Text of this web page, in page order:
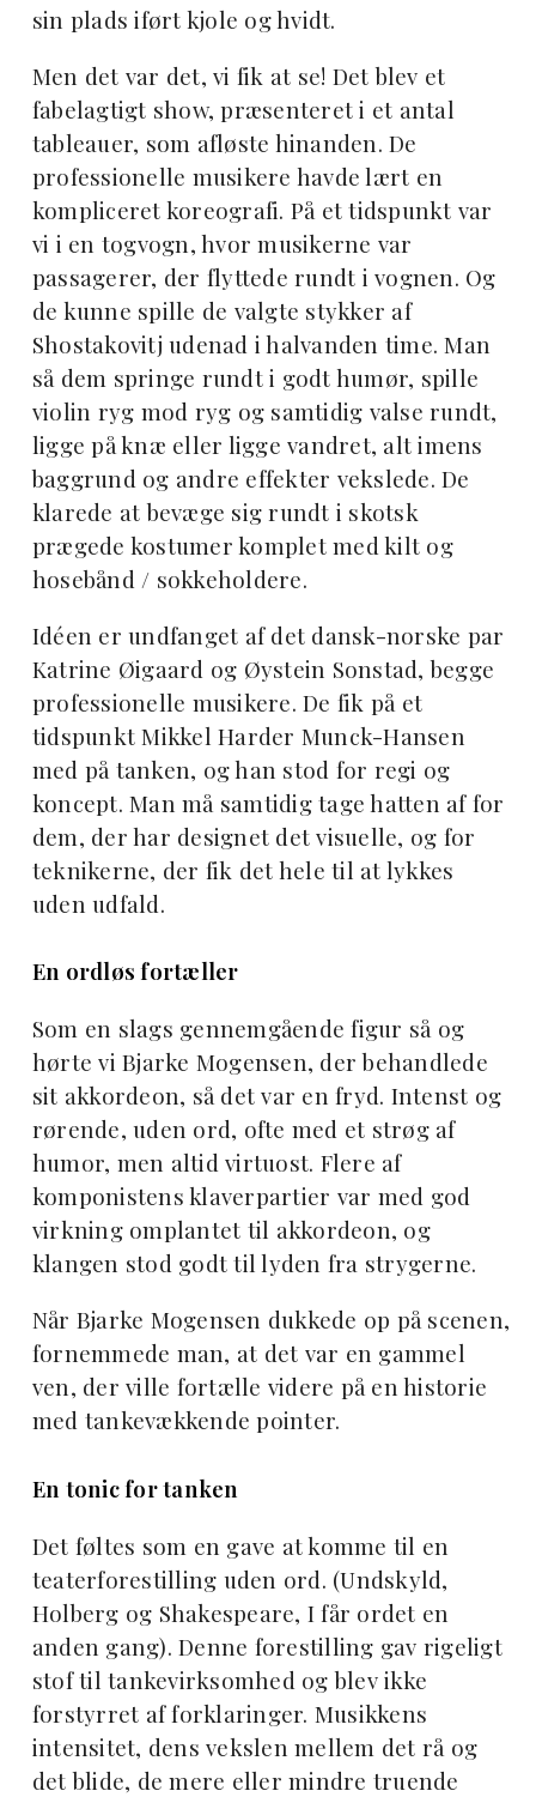
sin plads iført kjole og hvidt.
Men det var det, vi fik at se! Det blev et
fabelagtigt show, præsenteret i et antal
tableauer, som afløste hinanden. De
professionelle musikere havde lært en
kompliceret koreografi. På et tidspunkt var
vi i en togvogn, hvor musikerne var
passagerer, der flyttede rundt i vognen. Og
de kunne spille de valgte stykker af
Shostakovitj udenad i halvanden time. Man
så dem springe rundt i godt humør, spille
violin ryg mod ryg og samtidig valse rundt,
ligge på knæ eller ligge vandret, alt imens
baggrund og andre effekter vekslede. De
klarede at bevæge sig rundt i skotsk
prægede kostumer komplet med kilt og
hosebånd / sokkeholdere.
Idéen er undfanget af det dansk-norske par
Katrine Øigaard og Øystein Sonstad, begge
professionelle musikere. De fik på et
tidspunkt Mikkel Harder Munck-Hansen
med på tanken, og han stod for regi og
koncept. Man må samtidig tage hatten af for
dem, der har designet det visuelle, og for
teknikerne, der fik det hele til at lykkes
uden udfald.
En ordløs fortæller
Som en slags gennemgående figur så og
hørte vi Bjarke Mogensen, der behandlede
sit akkordeon, så det var en fryd. Intenst og
rørende, uden ord, ofte med et strøg af
humor, men altid virtuost. Flere af
komponistens klaverpartier var med god
virkning omplantet til akkordeon, og
klangen stod godt til lyden fra strygerne.
Når Bjarke Mogensen dukkede op på scenen,
fornemmede man, at det var en gammel
ven, der ville fortælle videre på en historie
med tankevækkende pointer.
En tonic for tanken
Det føltes som en gave at komme til en
teaterforestilling uden ord. (Undskyld,
Holberg og Shakespeare, I får ordet en
anden gang). Denne forestilling gav rigeligt
stof til tankevirksomhed og blev ikke
forstyrret af forklaringer. Musikkens
intensitet, dens vekslen mellem det rå og
det blide, de mere eller mindre truende